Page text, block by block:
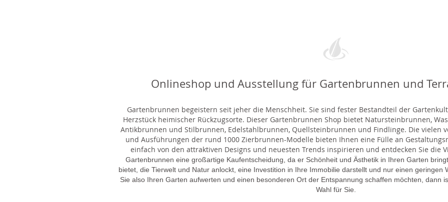
Onlineshop und Ausstellung für Gartenbrunnen und
Gartenbrunnen begeistern seit jeher die Menschheit. Sie sind fester Bestandteil der
Herzstück heimischer Rückzugsorte. Dieser Gartenbrunnen Shop bietet Natursteinbrunnen,
Antikbrunnen und Stilbrunnen, Edelstahlbrunnen, Quellsteinbrunnen und Findlinge. Die vielen
und Ausführungen der rund 1000 Zierbrunnen-Modelle bieten Ihnen eine Fülle an
einfach von den attraktiven Designs und neuesten Trends inspirieren und entdecken Sie die
Gartenbrunnen eine großartige Kaufentscheidung, da er Schönheit und Ästhetik in Ihren Garten
bietet, die Tierwelt und Natur anlockt, eine Investition in Ihre Immobilie darstellt und nur einen geringen
Sie also Ihren Garten aufwerten und einen besonderen Ort der Entspannung schaffen möchten, dann
Wahl für Sie.